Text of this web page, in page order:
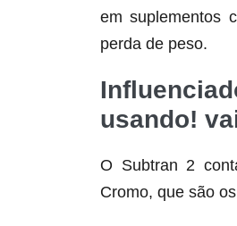
em suplementos
perda de peso.
usando!
O Subtran 2
Cromo, que são